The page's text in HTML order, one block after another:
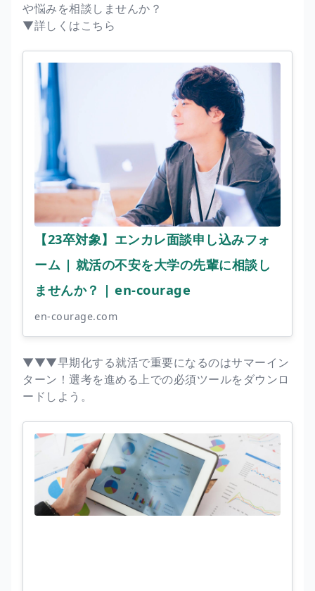
や悩みを相談しませんか？
▼詳しくはこちら
【23卒対象】エンカレ面談申し込みフォ
ーム | 就活の不安を大学の先輩に相談し
ませんか？ | en-courage
en-courage.com
▼▼▼早期化する就活で重要になるのはサマーイン
ターン！選考を進める上での必須ツールをダウンロ
ードしよう。